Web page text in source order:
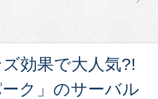
効果で大人気?!
ーク」のサーバル